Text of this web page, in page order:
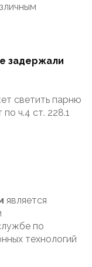
задержали
светить парню
ч.4 ст. 228.1
является
по
технологий